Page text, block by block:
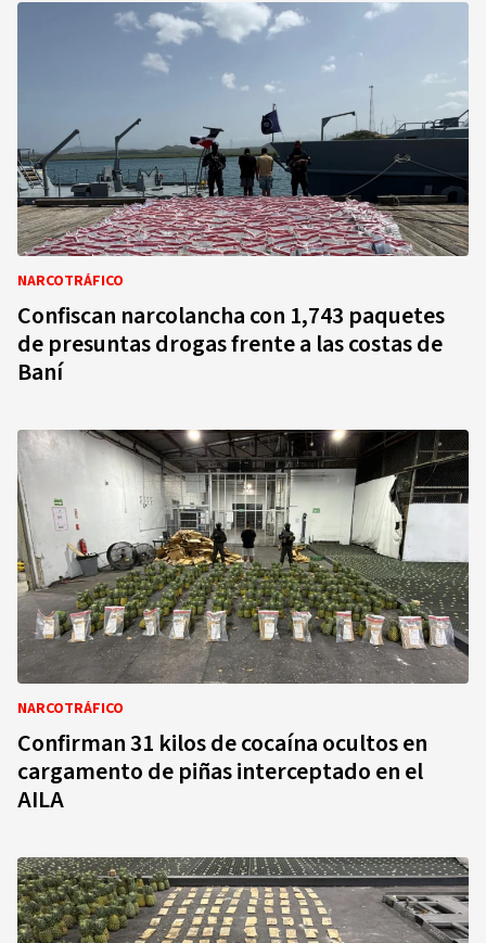
NARCOTRÁFICO
Confiscan narcolancha con 1,743 paquetes
de presuntas drogas frente a las costas de
Baní
NARCOTRÁFICO
Confirman 31 kilos de cocaína ocultos en
cargamento de piñas interceptado en el
AILA